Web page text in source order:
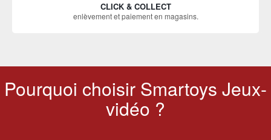
CLICK & COLLECT
enlèvement et paiement en magasins.
Pourquoi choisir Smartoys Jeux-
vidéo ?